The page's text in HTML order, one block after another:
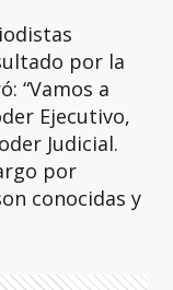
por la
“Vamos a
Ejecutivo,
Judicial.
por
conocidas y